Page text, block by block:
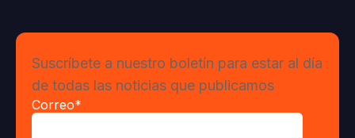
Suscríbete a nuestro boletín para estar al día
de todas las noticias que publicamos
Correo*